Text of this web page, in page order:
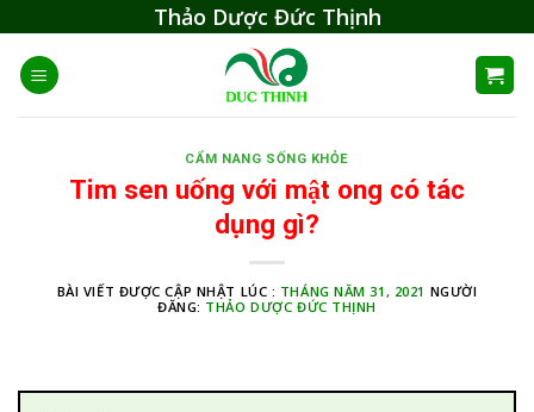
content
Thảo Dược Đức Thịnh
CẨM NANG SỐNG KHỎE
Tim sen uống với mật ong có tác
dụng gì?
BÀI VIẾT ĐƯỢC CẬP NHẬT LÚC : THÁNG NĂM 31, 2021 NGƯỜI
ĐĂNG: THẢO DƯỢC ĐỨC THỊNH